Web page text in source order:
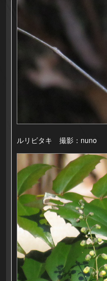
ルリビタキ 撮影：nuno